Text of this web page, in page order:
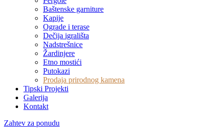
Baštenske garniture
Kapije
Ograde i terase
Dečija igrališta
Nadstrešnice
Žardinjere
Etno mostići
Putokazi
Prodaja prirodnog kamena
Tipski Projekti
Galerija
Kontakt
Zahtev za ponudu